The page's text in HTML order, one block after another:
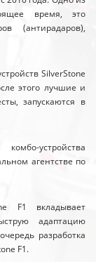
время, это
(антирадаров),
SilverStone
этого лучшие и
запускаются в
устройства
агентстве по
F1 вкладывает
адаптацию
разработка
F1.